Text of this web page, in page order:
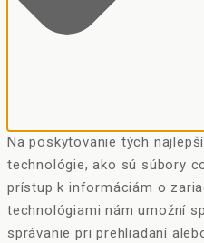
Na poskytovanie tých
technológie, ako sú súbory
prístup k informáciám o
technológiami nám umožní
správanie pri prehliadaní